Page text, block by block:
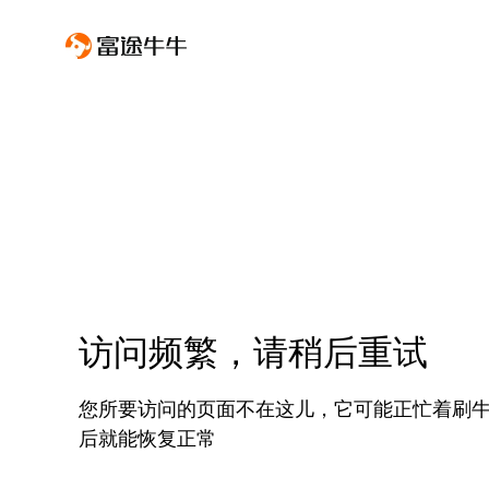
访问频繁，请稍后重试
您所要访问的页面不在这儿，它可能正忙着刷
后就能恢复正常